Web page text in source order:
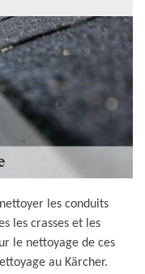
les conduits
les crasses et les
le nettoyage de ces
au Kärcher.